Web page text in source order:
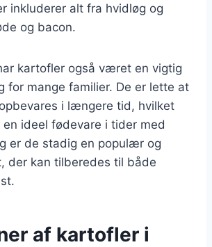
inkluderer alt fra hvidløg og
og bacon.
kartofler også været en vigtig
for mange familier. De er lette at
i længere tid, hvilket
ideel fødevare i tider med
er de stadig en populær og
der kan tilberedes til både
af kartofler i